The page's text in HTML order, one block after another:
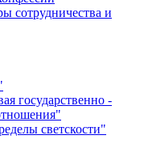
сотрудничества и
государственно -
светскости"